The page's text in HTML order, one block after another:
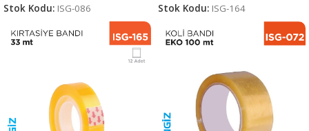
Stok Kodu: ISG-086 Stok Kodu: ISG-164